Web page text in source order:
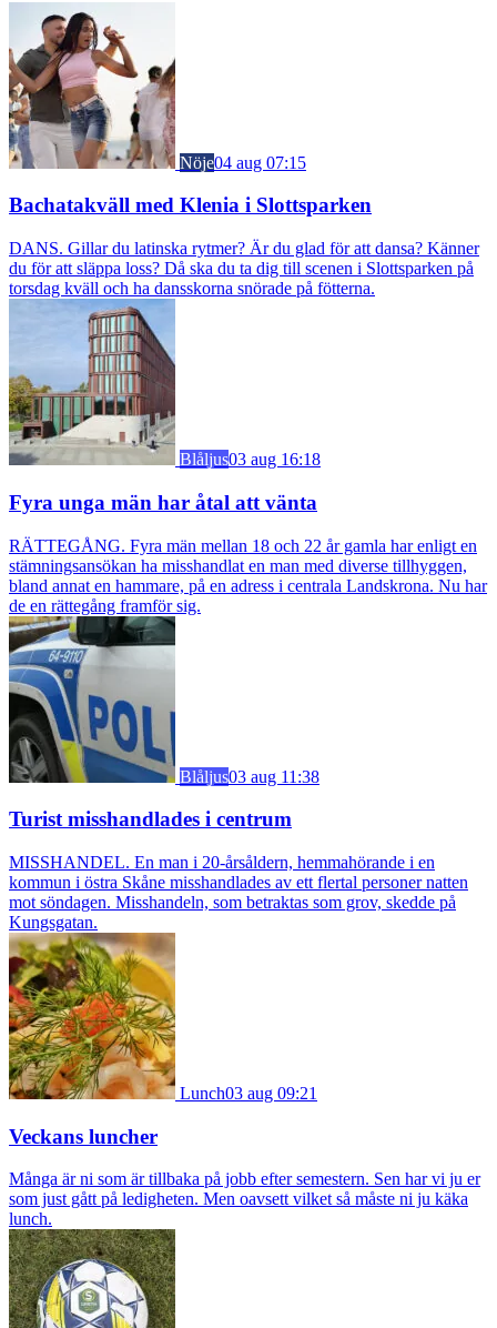
Nöje04 aug 07:15
Bachatakväll med Klenia i Slottsparken
DANS. Gillar du latinska rytmer? Är du glad för att dansa? Känner
du för att släppa loss? Då ska du ta dig till scenen i Slottsparken på
torsdag kväll och ha dansskorna snörade på fötterna.
Blåljus03 aug 16:18
Fyra unga män har åtal att vänta
RÄTTEGÅNG. Fyra män mellan 18 och 22 år gamla har enligt en
stämningsansökan ha misshandlat en man med diverse tillhyggen,
bland annat en hammare, på en adress i centrala Landskrona. Nu har
de en rättegång framför sig.
Blåljus03 aug 11:38
Turist misshandlades i centrum
MISSHANDEL. En man i 20-årsåldern, hemmahörande i en
kommun i östra Skåne misshandlades av ett flertal personer natten
mot söndagen. Misshandeln, som betraktas som grov, skedde på
Kungsgatan.
Lunch03 aug 09:21
Veckans luncher
Många är ni som är tillbaka på jobb efter semestern. Sen har vi ju er
som just gått på ledigheten. Men oavsett vilket så måste ni ju käka
lunch.